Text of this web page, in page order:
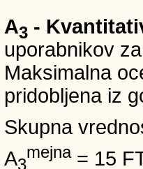
A3 -
uporabnikov
Maksimalna
pridobljena iz
Skupna
A3
mejna= 15